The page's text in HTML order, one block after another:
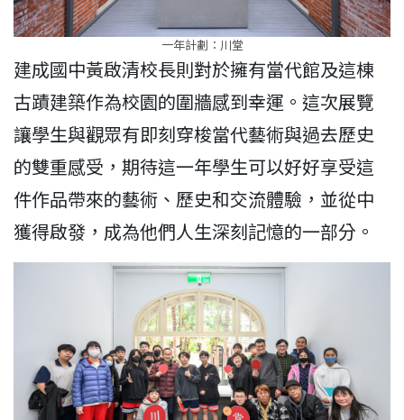
一年計劃：川堂
建成國中黃啟清校長則對於擁有當代館及這棟
古蹟建築作為校園的圍牆感到幸運。這次展覽
讓學生與觀眾有即刻穿梭當代藝術與過去歷史
的雙重感受，期待這一年學生可以好好享受這
件作品帶來的藝術、歷史和交流體驗，並從中
獲得啟發，成為他們人生深刻記憶的一部分。